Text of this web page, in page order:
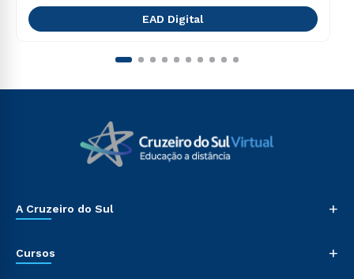
EAD Digital
A Cruzeiro do Sul +
Cursos +